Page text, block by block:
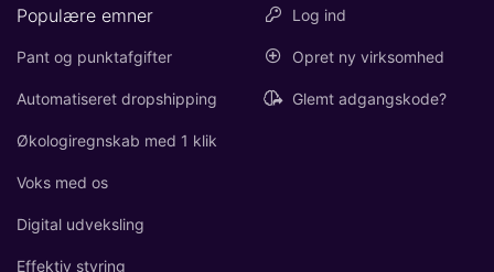
Populære emner
Pant og punktafgifter
Automatiseret dropshipping
Økologiregnskab med 1 klik
Voks med os
Digital udveksling
Effektiv styring
Log ind
Opret ny virksomhed
Glemt adgangskode?